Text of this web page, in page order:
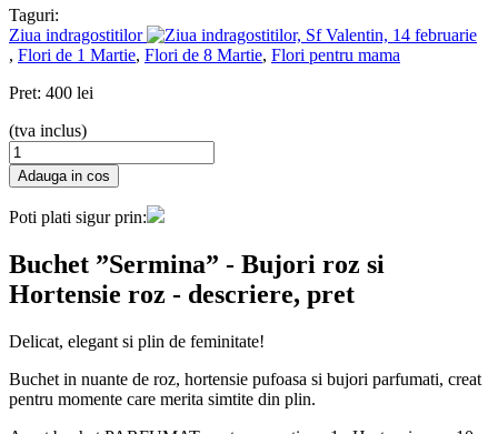
Taguri:
Ziua indragostitilor
, Flori de 1 Martie, Flori de 8 Martie, Flori pentru mama
Pret: 400 lei
(tva inclus)
Poti plati sigur prin:
Buchet ”Sermina” - Bujori roz si
Hortensie roz - descriere, pret
Delicat, elegant si plin de feminitate!
Buchet in nuante de roz, hortensie pufoasa si bujori parfumati, creat
pentru momente care merita simtite din plin.